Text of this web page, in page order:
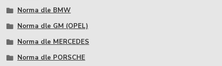
Norma dle BMW
Norma dle GM (OPEL)
Norma dle MERCEDES
Norma dle PORSCHE